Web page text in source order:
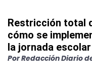
Restricción total
cómo se
la jornada escolar
PorRedacción Diario